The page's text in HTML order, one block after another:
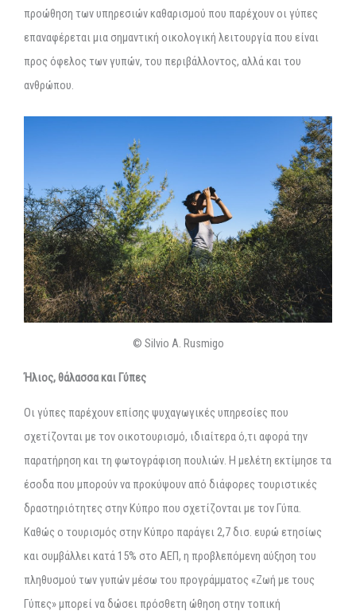
προώθηση των υπηρεσιών καθαρισμού που παρέχουν οι γύπες
επαναφέρεται μια σημαντική οικολογική λειτουργία που είναι
προς όφελος των γυπών, του περιβάλλοντος, αλλά και του
ανθρώπου.
© Silvio A. Rusmigo
Ήλιος, θάλασσα και Γύπες
Οι γύπες παρέχουν επίσης ψυχαγωγικές υπηρεσίες που
σχετίζονται με τον οικοτουρισμό, ιδιαίτερα ό,τι αφορά την
παρατήρηση και τη φωτογράφιση πουλιών. Η μελέτη εκτίμησε τα
έσοδα που μπορούν να προκύψουν από διάφορες τουριστικές
δραστηριότητες στην Κύπρο που σχετίζονται με τον Γύπα.
Καθώς ο τουρισμός στην Κύπρο παράγει 2,7 δισ. ευρώ ετησίως
και συμβάλλει κατά 15% στο ΑΕΠ, η προβλεπόμενη αύξηση του
πληθυσμού των γυπών μέσω του προγράμματος «Ζωή με τους
Γύπες» μπορεί να δώσει πρόσθετη ώθηση στην τοπική